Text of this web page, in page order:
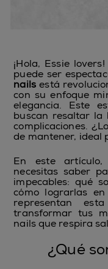
¡Hola, Essie
puede ser
nailsestá
con su enfoque
elegancia. Este
buscan resaltar la
complicaciones.
de mantener, ideal
En este
necesitas saber
impecables: qué
cómo lograrlas
representan
transformar tus
nails que respira
¿Qué